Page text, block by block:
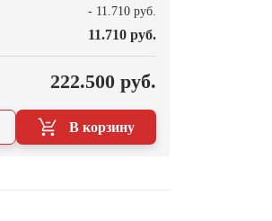
- 11.710 руб.
11.710 руб.
222.500 руб.
В корзину